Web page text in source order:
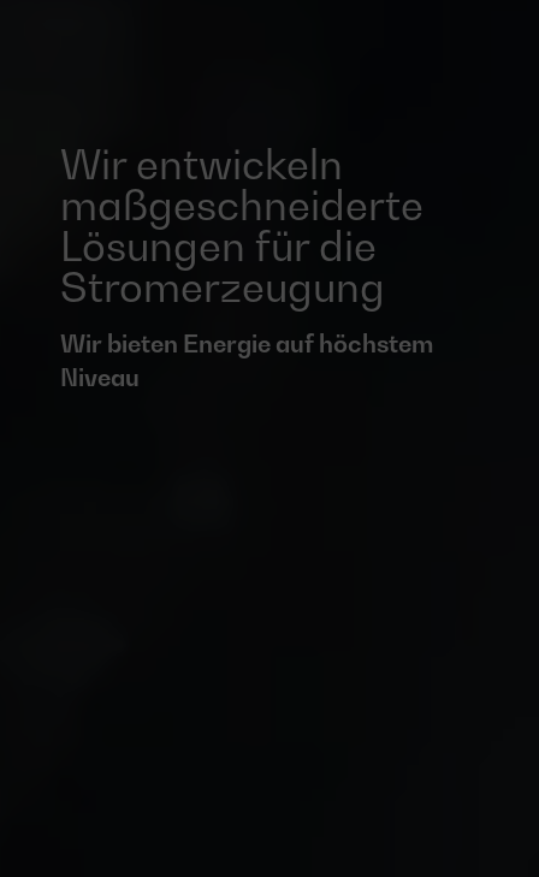
Wir entwickeln
maßgeschneiderte
Lösungen für die
Stromerzeugung
Wir bieten Energie auf höchstem
Niveau